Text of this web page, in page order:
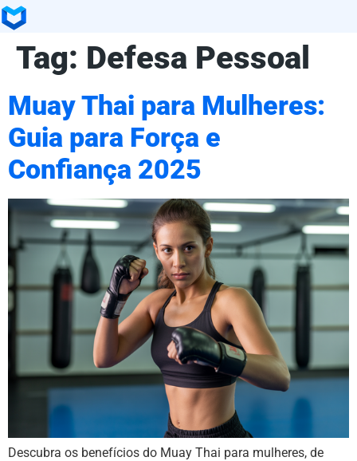
Tag: Defesa Pessoal
Muay Thai para Mulheres:
Guia para Força e
Confiança 2025
Descubra os benefícios do Muay Thai para mulheres, de